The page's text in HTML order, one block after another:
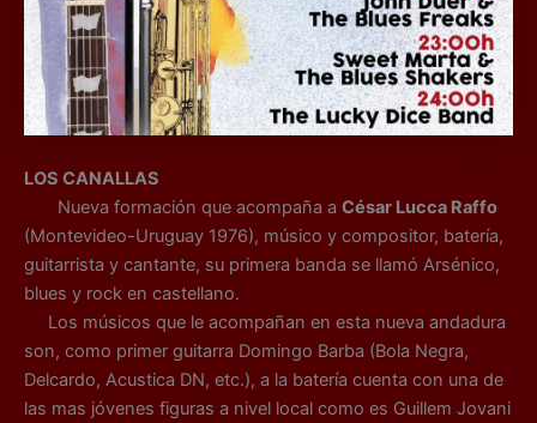
LOS CANALLAS
Nueva formación que acompaña a César Lucca Raffo
(Montevideo-Uruguay 1976), músico y compositor, batería,
guitarrista y cantante, su primera banda se llamó Arsénico,
blues y rock en castellano.
Los músicos que le acompañan en esta nueva andadura
son, como primer guitarra Domingo Barba (Bola Negra,
Delcardo, Acustica DN, etc.), a la batería cuenta con una de
las mas jóvenes figuras a nivel local como es Guillem Jovani